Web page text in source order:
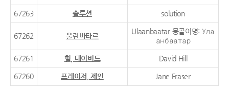
67263 솔루션 solution
67262 울란바타르
Ulaanbaatar 몽골어명: Ула
анбаатар
67261 힐, 데이비드 David Hill
67260 프레이저, 제인 Jane Fraser